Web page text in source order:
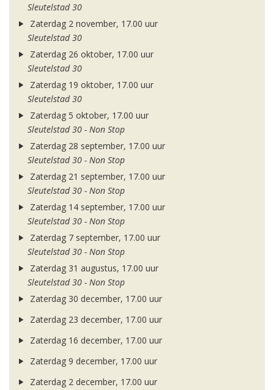
Sleutelstad 30
Zaterdag 2 november, 17.00 uur
Sleutelstad 30
Zaterdag 26 oktober, 17.00 uur
Sleutelstad 30
Zaterdag 19 oktober, 17.00 uur
Sleutelstad 30
Zaterdag 5 oktober, 17.00 uur
Sleutelstad 30 - Non Stop
Zaterdag 28 september, 17.00 uur
Sleutelstad 30 - Non Stop
Zaterdag 21 september, 17.00 uur
Sleutelstad 30 - Non Stop
Zaterdag 14 september, 17.00 uur
Sleutelstad 30 - Non Stop
Zaterdag 7 september, 17.00 uur
Sleutelstad 30 - Non Stop
Zaterdag 31 augustus, 17.00 uur
Sleutelstad 30 - Non Stop
Zaterdag 30 december, 17.00 uur
Zaterdag 23 december, 17.00 uur
Zaterdag 16 december, 17.00 uur
Zaterdag 9 december, 17.00 uur
Zaterdag 2 december, 17.00 uur